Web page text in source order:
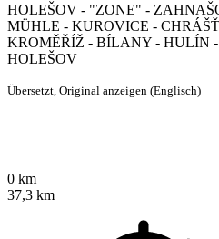
HOLEŠOV - "ZONE" -
MÜHLE - KUROVICE -
KROMĚŘÍŽ - BÍLANY - HULÍN
HOLEŠOV
Übersetzt, Original anzeigen (Englisch)
0 km
37,3 km